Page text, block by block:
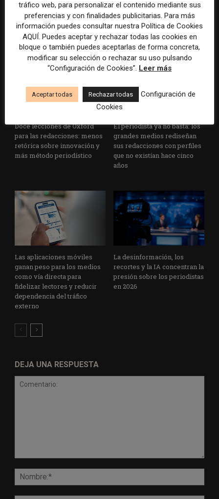
Cuando el lector ya no llega
al medio, el medio tiene que
llegar a sus rutinas
Usar la IA solo para producir
más rápido no transformará
el periodismo
Doce lecciones de Oxford
para las redacciones: menos
retórica sobre innovación y
más método periodístico
El periodista ya no basta: los
grandes medios rediseñan
sus redacciones con perfiles
que no existían hace cinco
años
Las aplicaciones móviles
ganan peso para los medios
como vía directa para
fidelizar lectores y reducir
dependencia del tráfico
externo
La desinformación, los
recortes y la IA concentran la
presión sobre los periodistas
en 2026
DEJA UNA RESPUESTA
tráfico web, para personalizar el contenido mediante sus
preferencias y con finalidades publicitarias. Para más
información puedes consultar nuestra Política de Cookies
AQUÍ. Puedes aceptar y rechazar todas las cookies en
bloque o también puedes aceptarlas de forma concreta,
modificar su selección o rechazar su uso pulsando
“Configuración de Cookies”. Leer más
Aceptar todas Rechazar todas
Configuración de
Cookies